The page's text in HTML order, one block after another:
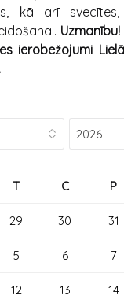
kā arī
ierobežojumi
T C P
29 30 31
5 6 7
12 13 14